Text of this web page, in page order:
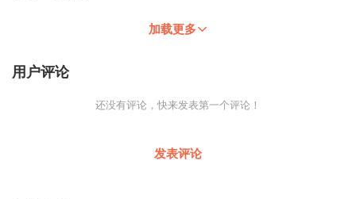
加载更多
用户评论
还没有评论，快来发表第一个评论！
发表评论